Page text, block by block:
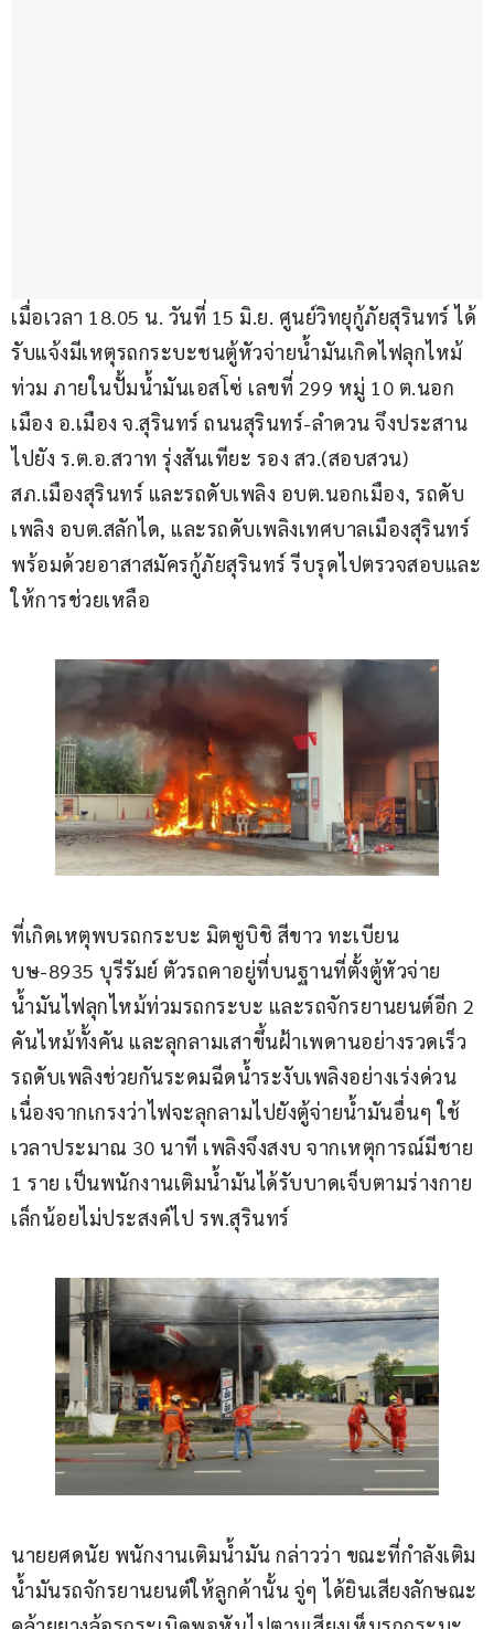
เมื่อเวลา 18.05 น. วันที่ 15 มิ.ย. ศูนย์วิทยุกู้ภัยสุรินทร์ ได้
รับแจ้งมีเหตุรถกระบะชนตู้หัวจ่ายน้ำมันเกิดไฟลุกไหม้
ท่วม ภายในปั้มน้ำมันเอสโซ่ เลขที่ 299 หมู่ 10 ต.นอก
เมือง อ.เมือง จ.สุรินทร์ ถนนสุรินทร์-ลำดวน จึงประสาน
ไปยัง ร.ต.อ.สวาท รุ่งสันเทียะ รอง สว.(สอบสวน)
สภ.เมืองสุรินทร์ และรถดับเพลิง อบต.นอกเมือง, รถดับ
เพลิง อบต.สลักได, และรถดับเพลิงเทศบาลเมืองสุรินทร์
พร้อมด้วยอาสาสมัครกู้ภัยสุรินทร์ รีบรุดไปตรวจสอบและ
ให้การช่วยเหลือ
ที่เกิดเหตุพบรถกระบะ มิตซูบิชิ สีขาว ทะเบียน
บษ-8935 บุรีรัมย์ ตัวรถคาอยู่ที่บนฐานที่ตั้งตู้หัวจ่าย
น้ำมันไฟลุกไหม้ท่วมรถกระบะ และรถจักรยานยนต์อีก 2
คันไหม้ทั้งคัน และลุกลามเสาขึ้นฝ้าเพดานอย่างรวดเร็ว
รถดับเพลิงช่วยกันระดมฉีดน้ำระงับเพลิงอย่างเร่งด่วน
เนื่องจากเกรงว่าไฟจะลุกลามไปยังตู้จ่ายน้ำมันอื่นๆ ใช้
เวลาประมาณ 30 นาที เพลิงจึงสงบ จากเหตุการณ์มีชาย
1 ราย เป็นพนักงานเติมน้ำมันได้รับบาดเจ็บตามร่างกาย
เล็กน้อยไม่ประสงค์ไป รพ.สุรินทร์
นายยศดนัย พนักงานเติมน้ำมัน กล่าวว่า ขณะที่กำลังเติม
น้ำมันรถจักรยานยนต์ให้ลูกค้านั้น จู่ๆ ได้ยินเสียงลักษณะ